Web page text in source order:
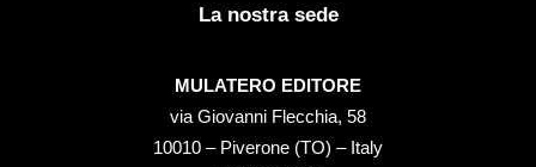
La nostra sede
MULATERO EDITORE
via Giovanni Flecchia, 58
10010 – Piverone (TO) – Italy